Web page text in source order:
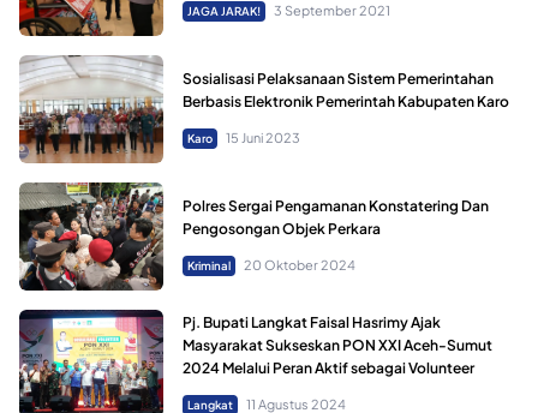
JAGA JARAK! 3 September 2021
Sosialisasi Pelaksanaan Sistem Pemerintahan
Berbasis Elektronik Pemerintah Kabupaten Karo
Karo 15 Juni 2023
Polres Sergai Pengamanan Konstatering Dan
Pengosongan Objek Perkara
Kriminal 20 Oktober 2024
Pj. Bupati Langkat Faisal Hasrimy Ajak
Masyarakat Sukseskan PON XXI Aceh-Sumut
2024 Melalui Peran Aktif sebagai Volunteer
Langkat 11 Agustus 2024